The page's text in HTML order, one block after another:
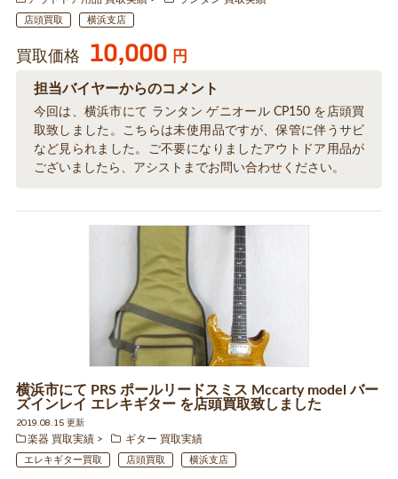
店頭買取 横浜支店
買取価格 10,000 円
担当バイヤーからのコメント
今回は、横浜市にて ランタン ゲニオール CP150 を店頭買
取致しました。こちらは未使用品ですが、保管に伴うサビ
など見られました。ご不要になりましたアウトドア用品が
ございましたら、アシストまでお問い合わせください。
横浜市にて PRS ポールリードスミス Mccarty model バー
ズインレイ エレキギター を店頭買取致しました
2019.08.15 更新
楽器 買取実績
ギター 買取実績
エレキギター買取 店頭買取 横浜支店